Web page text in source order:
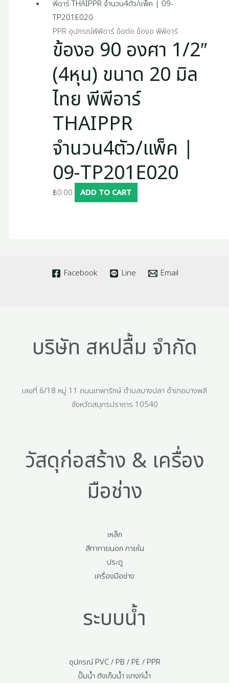
PPR อุปกรณ์พีพีอาร์ ข้อต่อ ข้องอ พีพีอาร์
ข้องอ 90 องศา 1/2″
(4หุน) ขนาด 20 มิล
ไทย พีพีอาร์
THAIPPR
จำนวน4ตัว/แพ็ค |
09-TP201E020
฿0.00 ADD TO CART
Facebook Line Email
บริษัท สหปลื้ม จำกัด
เลขที่ 6/18 หมู่ 11 ถนนเทพารักษ์ ตำบลบางปลา อำเภอบางพลี
จังหวัดสมุทรปราการ 10540
วัสดุก่อสร้าง & เครื่อง
มือช่าง
เหล็ก
สีทาภายนอก ภายใน
ประตู
เครื่องมือช่าง
ระบบน้ำ
อุปกรณ์ PVC / PB / PE / PPR
ปั๊มน้ำ ถังเก็บน้ำ แทงก์น้ำ